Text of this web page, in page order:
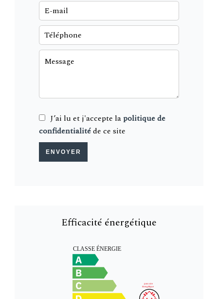
J’ai lu et j'accepte lapolitique de
confidentialitéde ce site
ENVOYER
Efficacité énergétique